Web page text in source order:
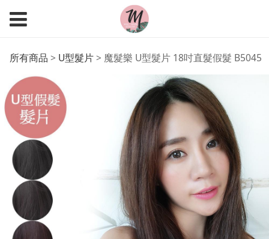
魔髮樂 U型髮片 18吋直
髮假髮 B5045
所有商品 > U型髮片> 魔髮樂 U型髮片 18吋直髮假髮 B5045